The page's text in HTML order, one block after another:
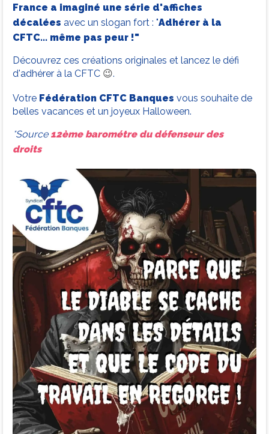
France a imaginé une série d'affiches
décalées avec un slogan fort : "Adhérer à la
CFTC... même pas peur !"
Découvrez ces créations originales et lancez le défi
d'adhérer à la CFTC 😉.
Votre Fédération CFTC Banques vous souhaite de
belles vacances et un joyeux Halloween.
*Source 12ème barométre du défenseur des
droits